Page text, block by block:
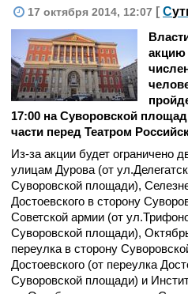
17 октября 2014, 12:07 [ С
акцию
17:00 на Суворовской
части перед Театром
Из-за акции будет ограничено
улицам Дурова (от
Суворовской площади),
Достоевского в сторону
Советской армии (от
Суворовской площади),
переулка в сторону
Достоевского (от переулка
Суворовской площади) и